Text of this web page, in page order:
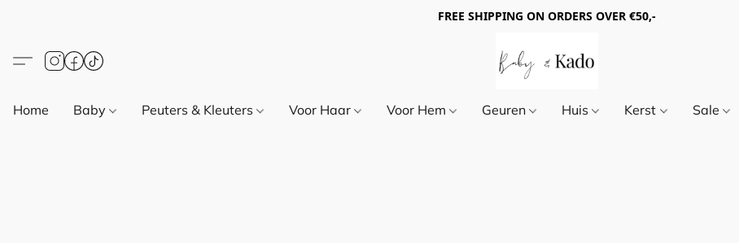
FREE SHIPPING ON ORDERS OVER €50,-
Home Baby Peuters & Kleuters Voor Haar Voor Hem Geuren Huis Kerst Sale